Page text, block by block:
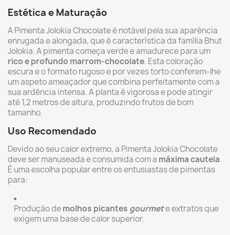
Estética e Maturação
A Pimenta Jolokia Chocolate é notável pela sua aparência
enrugada e alongada, que é característica da família Bhut
Jolokia. A pimenta começa verde e amadurece para um
rico e profundo marrom-chocolate. Esta coloração
escura e o formato rugoso e por vezes torto conferem-lhe
um aspeto ameaçador que combina perfeitamente com a
sua ardência intensa. A planta é vigorosa e pode atingir
até 1,2 metros de altura, produzindo frutos de bom
tamanho.
Uso Recomendado
Devido ao seu calor extremo, a Pimenta Jolokia Chocolate
deve ser manuseada e consumida com a máxima cautela.
É uma escolha popular entre os entusiastas de pimentas
para:
Produção demolhos picantes gourmete extratos que
exigem uma base de calor superior.